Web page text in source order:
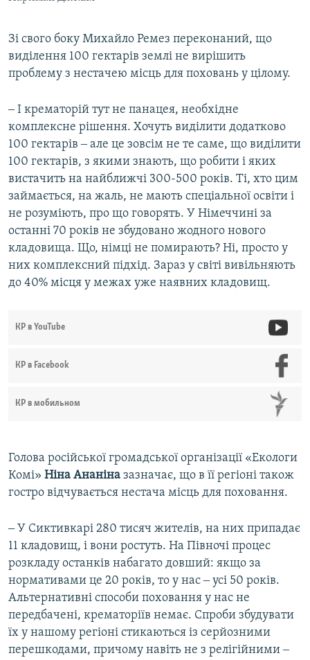
Зі свого боку Михайло Ремез переконаний, що
виділення 100 гектарів землі не вирішить
проблему з нестачею місць для поховань у цілому.
‒ І крематорій тут не панацея, необхідне
комплексне рішення. Хочуть виділити додатково
100 гектарів ‒ але це зовсім не те саме, що виділити
100 гектарів, з якими знають, що робити і яких
вистачить на найближчі 300-500 років. Ті, хто цим
займається, на жаль, не мають спеціальної освіти і
не розуміють, про що говорять. У Німеччині за
останні 70 років не збудовано жодного нового
кладовища. Що, німці не помирають? Ні, просто у
них комплексний підхід. Зараз у світі вивільняють
до 40% місця у межах уже наявних кладовищ.
КР в YouTube
КР в Facebook
КР в мобильном
Голова російської громадської організації «Екологи
Комі» Ніна Ананіна зазначає, що в її регіоні також
гостро відчувається нестача місць для поховання.
‒ У Сиктивкарі 280 тисяч жителів, на них припадає
11 кладовищ, і вони ростуть. На Півночі процес
розкладу останків набагато довший: якщо за
нормативами це 20 років, то у нас ‒ усі 50 років.
Альтернативні способи поховання у нас не
передбачені, крематоріїв немає. Спроби збудувати
їх у нашому регіоні стикаються із серйозними
перешкодами, причому навіть не з релігійними ‒